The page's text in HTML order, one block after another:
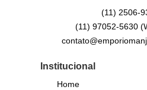
(11) 2506-
(11) 97052-5630
Institucional
Home